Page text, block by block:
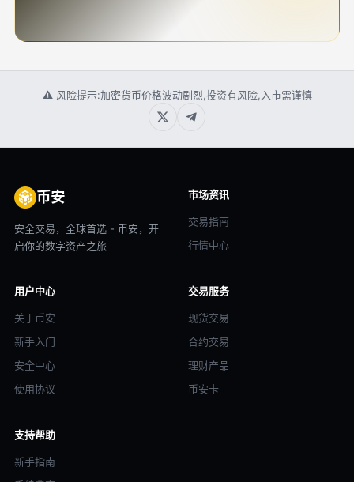
⚠ 风险提示:加密货币价格波动剧烈,投资有风险,入市需谨慎
币安
安全交易，全球首选 - 币安，开
启你的数字资产之旅
市场资讯
交易指南
行情中心
用户中心
关于币安
新手入门
安全中心
使用协议
交易服务
现货交易
合约交易
理财产品
币安卡
支持帮助
新手指南